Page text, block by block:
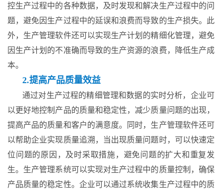
控生产过程中的各种数据，及时发现和解决生产过程中的问
题，避免因生产过程中的延误和浪费而导致的生产损失。此
外，生产管理软件还可以实现生产计划的精细化管理，避免
因生产计划的不准确而导致的生产资源的浪费，降低生产成
本。
2.提高产品质量效益
通过对生产过程的精细管理和数据的实时分析，企业可
以更好地控制产品的质量和稳定性，减少质量问题的出现，
提高产品的质量和客户的满意度。同时，生产管理软件还可
以帮助企业实现质量追溯，当出现质量问题时，可以快速定
位问题的原因，及时采取措施，避免问题的扩大和重复发
生。生产管理系统可以实现对生产过程中的质量控制，确保
产品质量的稳定性。企业可以通过系统收集生产过程中的质